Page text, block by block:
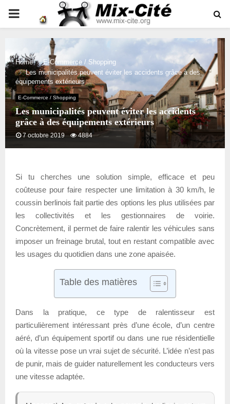
PRIMARY
MENU
Home
E-Commerce / Shopping
Les municipalités peuvent éviter les accidents grâce à des
équipements extérieurs
E-Commerce / Shopping
Les municipalités peuvent éviter les accidents
grâce à des équipements extérieurs
7 octobre 2019 4884
Si tu cherches une solution simple, efficace et peu
coûteuse pour faire respecter une limitation à 30 km/h, le
coussin berlinois fait partie des options les plus utilisées par
les collectivités et les gestionnaires de voirie.
Concrètement, il permet de faire ralentir les véhicules sans
imposer un freinage brutal, tout en restant compatible avec
les usages du quotidien dans une zone apaisée.
Table des matières
Dans la pratique, ce type de ralentisseur est
particulièrement intéressant près d’une école, d’un centre
aéré, d’un équipement sportif ou dans une rue résidentielle
où la vitesse pose un vrai sujet de sécurité. L’idée n’est pas
de punir, mais de guider naturellement les conducteurs vers
une vitesse adaptée.